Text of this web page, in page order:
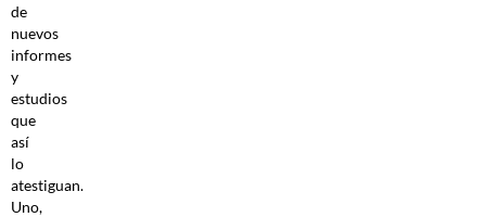
de
nuevos
informes
y
estudios
que
así
lo
atestiguan.
Uno,